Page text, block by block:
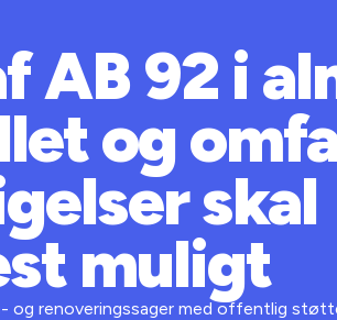
AB 92 i
og
skal
muligt
og renoveringssager med offentlig